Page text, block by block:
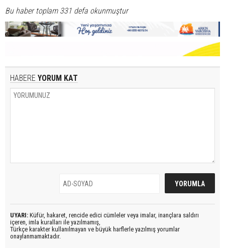
Bu haber toplam 331 defa okunmuştur
HABERE YORUM KAT
UYARI: Küfür, hakaret, rencide edici cümleler veya imalar, inançlara saldırı
içeren, imla kuralları ile yazılmamış,
Türkçe karakter kullanılmayan ve büyük harflerle yazılmış yorumlar
onaylanmamaktadır.